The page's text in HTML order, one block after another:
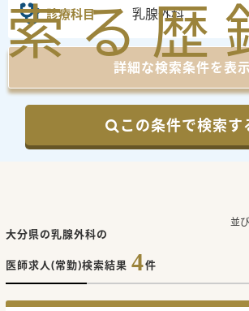
索る歴
診療科目 乳腺外科
詳細な検索条件を表示
この条件で検索す
大分県の乳腺外科の
医師求人(常勤)検索結果 4件
並